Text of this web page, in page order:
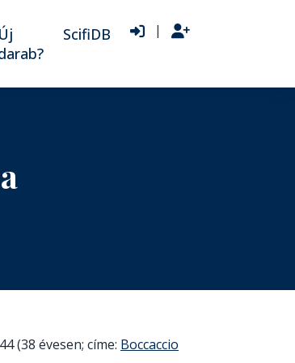
Új
ScifiDB |
(38 évesen; címe: Boccaccio